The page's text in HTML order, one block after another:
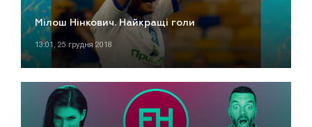
Мілош Нінкович. Найкращі голи
13:01, 25 грудня 2018